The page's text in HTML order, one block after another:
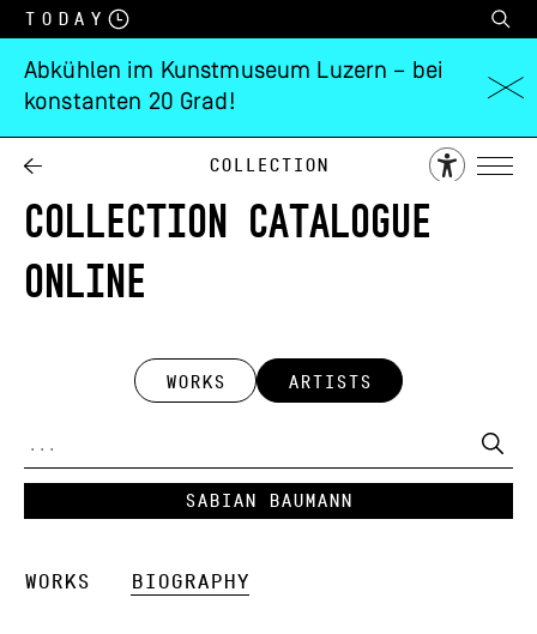
Today
Abkühlen im Kunstmuseum Luzern – bei
konstanten 20 Grad!
Collection
COLLECTION CATALOGUE
ONLINE
WORKS ARTISTS
Sabian Baumann
Works Biography